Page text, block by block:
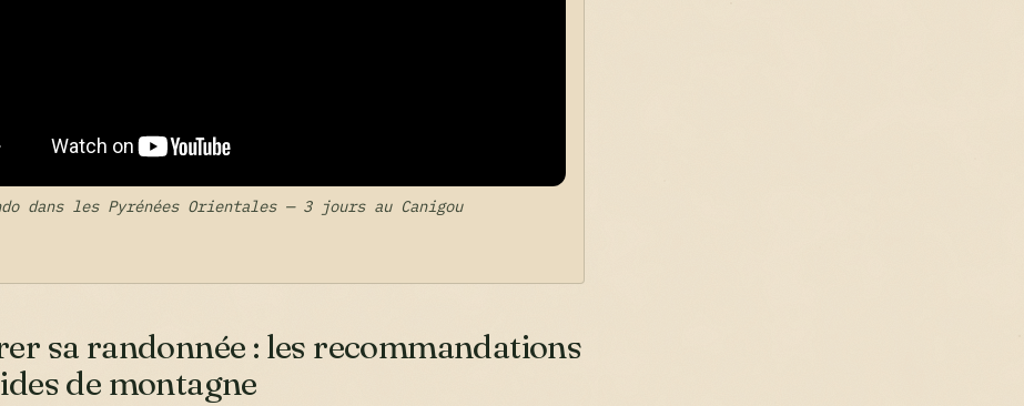
dans les Pyrénées Orientales — 3 jours au Canigou
sa randonnée : les recommandations
de montagne